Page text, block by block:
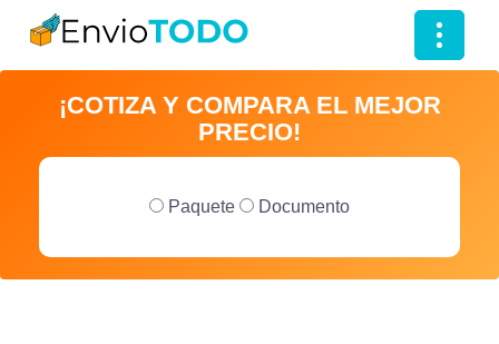
T
o
g
¡COTIZA Y COMPARA EL MEJOR
PRECIO!
Paquete Documento